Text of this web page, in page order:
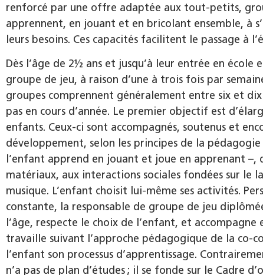
renforcé par une offre adaptée aux tout-petits,
apprennent, en jouant et en bricolant ensemble, à
leurs besoins. Ces capacités facilitent le passage à
Dès l’âge de 2½ ans et jusqu’à leur entrée en
groupe de jeu, à raison d’une à trois fois par
groupes comprennent généralement entre six et
pas en cours d’année. Le premier objectif est
enfants. Ceux-ci sont accompagnés, soutenus et
développement, selon les principes de la
l’enfant apprend en jouant et joue en apprenant
matériaux, aux interactions sociales fondées sur le
musique. L’enfant choisit lui-même ses activités.
constante, la responsable de groupe de jeu
l’âge, respecte le choix de l’enfant, et
travaille suivant l’approche pédagogique de la
l’enfant son processus d’apprentissage.
n’a pas de plan d’études ; il se fonde sur le Cadre